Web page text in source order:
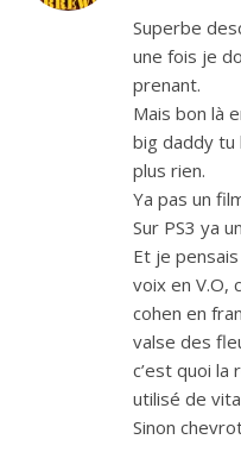
Superbe
une fois je
prenant.
Mais bon là
big daddy tu
plus rien.
Ya pas un
Sur PS3 ya
Et je
voix en V.O,
cohen en
valse des
c’est quoi la
utilisé de
Sinon